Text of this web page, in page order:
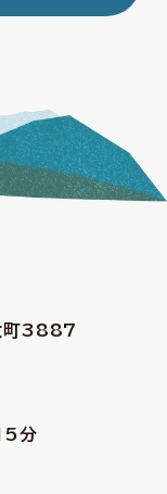
町3887
分